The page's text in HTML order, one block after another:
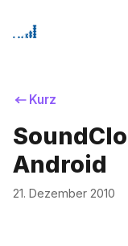
Home
Bitte
Kurz
Android
21. Dezember 2010